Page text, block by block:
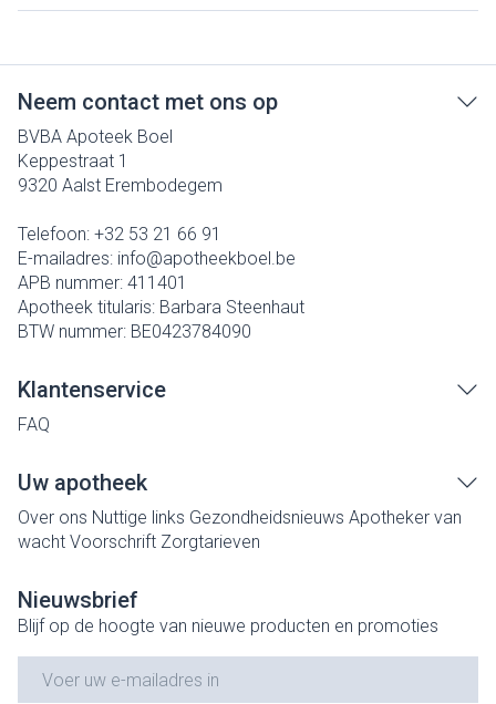
Neem contact met ons op
BVBA Apoteek Boel
Keppestraat 1
9320 Aalst Erembodegem
Telefoon: +32 53 21 66 91
E-mailadres: info@apotheekboel.be
APB nummer: 411401
Apotheek titularis: Barbara Steenhaut
BTW nummer: BE0423784090
Klantenservice
FAQ
Uw apotheek
Over ons Nuttige links Gezondheidsnieuws Apotheker van
wacht Voorschrift Zorgtarieven
Nieuwsbrief
Blijf op de hoogte van nieuwe producten en promoties